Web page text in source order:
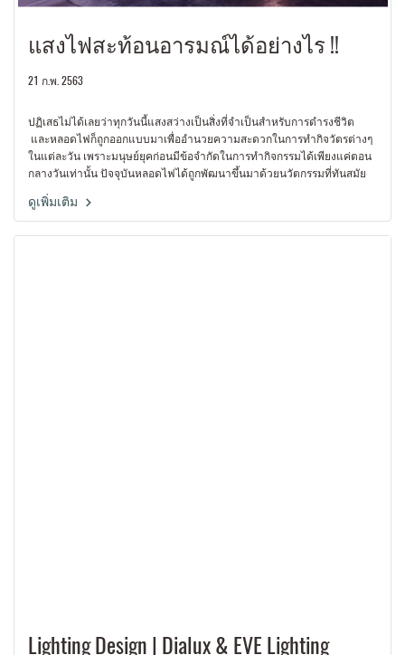
แสงไฟสะท้อนอารมณ์ได้อย่างไร !!
21 ก.พ. 2563
ปฏิเสธไม่ได้เลยว่าทุกวันนี้แสงสว่างเป็นสิ่งที่จำเป็นสำหรับการดำรงชีวิต
และหลอดไฟก็ถูกออกแบบมาเพื่ออำนวยความสะดวกในการทำกิจวัตรต่างๆ
ในแต่ละวัน เพราะมนุษย์ยุคก่อนมีข้อจำกัดในการทำกิจกรรมได้เพียงแค่ตอน
กลางวันเท่านั้น ปัจจุบันหลอดไฟได้ถูกพัฒนาขึ้นมาด้วยนวัตกรรมที่ทันสมัย
ท่านคงทราบดีว่า ทุกวันนี้มีการนำ Feature ใหม่ๆมาใส่ในหลอดไฟ เพื่อให้เรา
เลือกใช้กันอย่างหลากหลาย เช่นการควบคุมหลอดไฟผ่านสมาร์ทโฟน ไม่ว่า
ดูเพิ่มเติม
Lighting Design | Dialux & EVE Lighting